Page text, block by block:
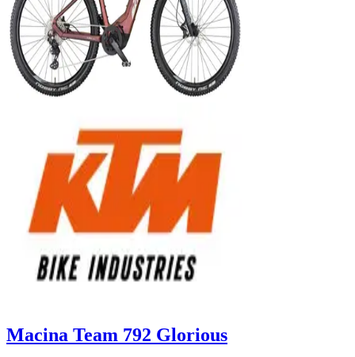
Macina Team 792 Glorious